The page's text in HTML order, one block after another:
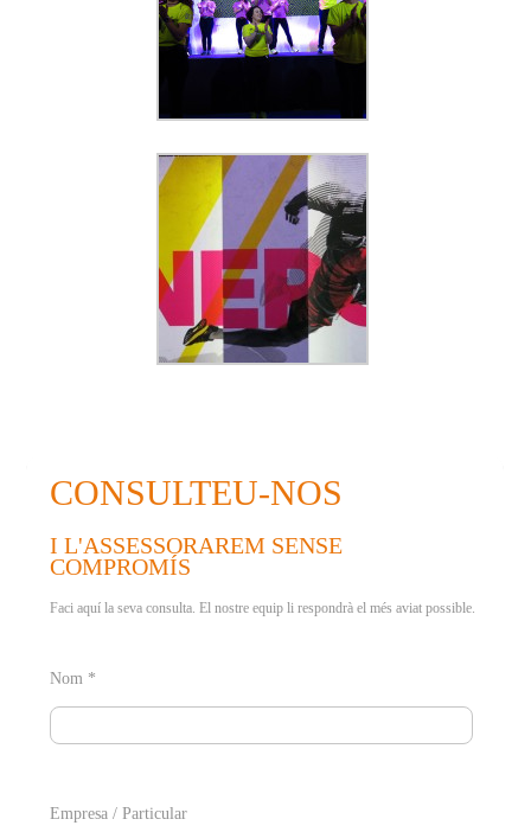
CONSULTEU-NOS
I L'ASSESSORAREM SENSE
COMPROMÍS
Faci aquí la seva consulta. El nostre equip li respondrà el més aviat possible.
Nom *
Empresa / Particular